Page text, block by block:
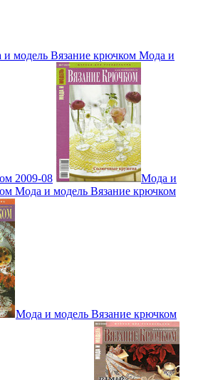
модель Вязание крючком Мода и
2009-08
Мода и
Мода и модель Вязание крючком
Мода и модель Вязание крючком